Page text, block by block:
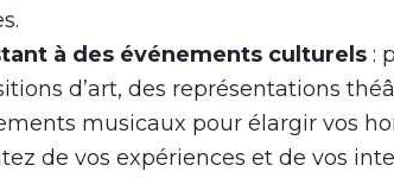
à des événements culturels :
d’art, des représentations
musicaux pour élargir vos
de vos expériences et de vos